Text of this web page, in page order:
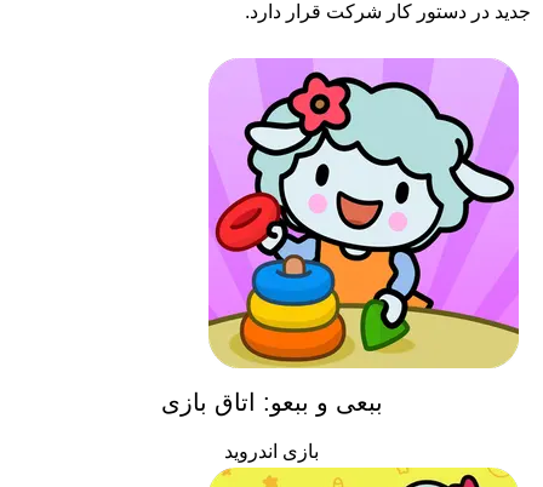
جدید در دستور کار شرکت قرار دارد.
ببعی و ببعو: اتاق بازی
بازی اندروید